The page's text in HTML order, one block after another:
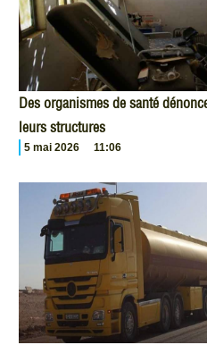
Des organismes de santé
leurs structures
5 mai 2026 11:06